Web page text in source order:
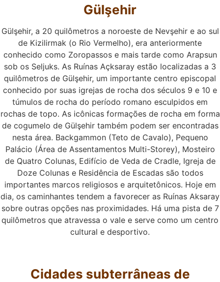
Gülşehir
Gülşehir, a 20 quilômetros a noroeste de Nevşehir e ao sul
de Kizilirmak (o Rio Vermelho), era anteriormente
conhecido como Zoropassos e mais tarde como Arapsun
sob os Seljuks. As Ruínas Açksaray estão localizadas a 3
quilômetros de Gülşehir, um importante centro episcopal
conhecido por suas igrejas de rocha dos séculos 9 e 10 e
túmulos de rocha do período romano esculpidos em
rochas de topo. As icônicas formações de rocha em forma
de cogumelo de Gülşehir também podem ser encontradas
nesta área. Backgammon (Teto de Cavalo), Pequeno
Palácio (Área de Assentamentos Multi-Storey), Mosteiro
de Quatro Colunas, Edifício de Veda de Cradle, Igreja de
Doze Colunas e Residência de Escadas são todos
importantes marcos religiosos e arquitetônicos. Hoje em
dia, os caminhantes tendem a favorecer as Ruínas Aksaray
sobre outras opções nas proximidades. Há uma pista de 7
quilômetros que atravessa o vale e serve como um centro
cultural e desportivo.
Cidades subterrâneas de